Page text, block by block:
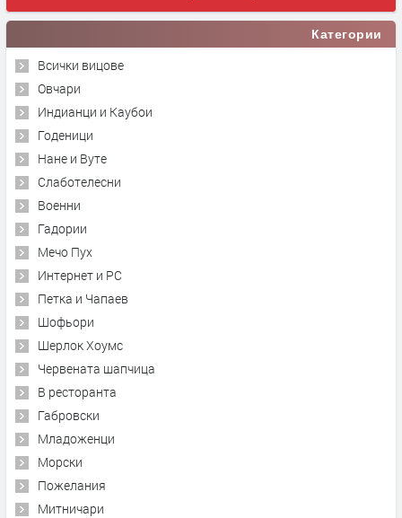
Категории
Всички вицове
Овчари
Индианци и Каубои
Годеници
Нане и Вуте
Слаботелесни
Военни
Гадории
Мечо Пух
Интернет и PC
Петка и Чапаев
Шофьори
Шерлок Хоумс
Червената шапчица
В ресторанта
Габровски
Младоженци
Морски
Пожелания
Митничари